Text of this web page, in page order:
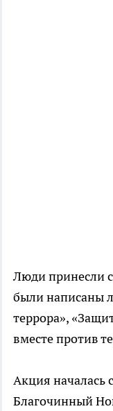
Люди принесли
были написаны
террора»,
вместе против
Акция началась
Благочинный